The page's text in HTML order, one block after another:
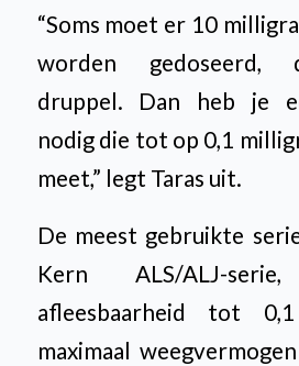
“Soms moet er 10
worden gedoseerd,
druppel. Dan heb je
nodig die tot op 0,1
meet,” legt Taras uit.
De meest gebruikte
Kern ALS/ALJ-
afleesbaarheid tot
maximaal